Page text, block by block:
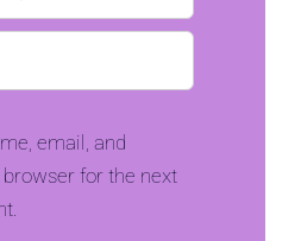
email, and
for the next